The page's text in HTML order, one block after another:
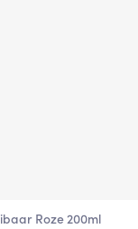
Roze 200ml